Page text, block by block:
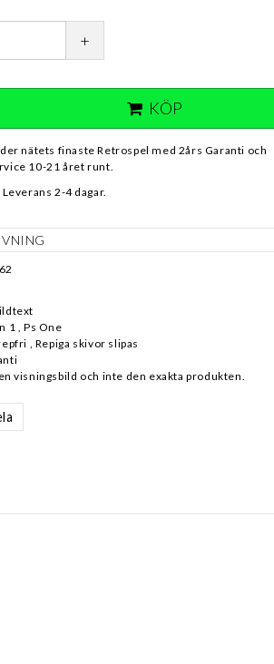
+
KÖP
nätets finaste Retrospel med 2års Garanti och
10-21 året runt.
Leverans 2-4 dagar.
1 , Ps One
, Repiga skivor slipas
visningsbild och inte den exakta produkten.